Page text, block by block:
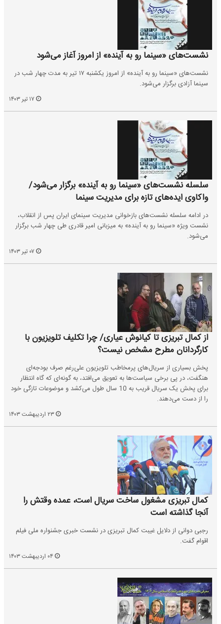
نشست‌های «سینما رو به آینده» از امروز آغاز می‌شود
نشست‌های «سینما رو به آینده» از امروز یکشنبه ۱۷ تیر به مدت چهار شب در
سینما آزادی برگزار می‌شود.
سلسله نشست‌های «سینما رو به آینده» برگزار می‌شود/
واکاوی ایده‌های تازه برای مدیریت سینما
در ادامه سلسله نشست‌های بازخوانی مدیریت سینمای ایران پس از انقلاب،
نشست ویژه «سینما رو به آینده» به میزبانی امیر قادری طی چهار شب برگزار
می‌شود.
از کمال تبریزی تا کیانوش عیاری/ چرا تکلیف تلویزیون با
کارگردانان مطرح مشخص نیست؟
پخش بسیاری از سریال‌های پرمخاطب تلویزیون علی‌رغم صرف بودجه‌ای
هنگفت، در پی برخی سیاست‌ها به تعویق می‌افتد، به گونه‌ای که گاه انتظار
برای پخش یک سریال قریب به 10 سال طول می‌کشد و موضوعات تازگی خود
را از دست می‌دهند.
کمال تبریزی مشغول ساخت سریال است، عمده وقتش را
آنجا گذاشته است
رجبی دوانی از دلایل غیبت کمال تبریزی در نشست خبری جشنواره ملی فیلم
اقوام گفت.